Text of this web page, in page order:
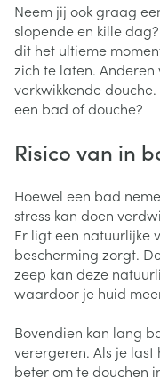
Neem jij ook graag
slopende en kille
dit het ultieme
zich te laten.
verkwikkende
een bad of douche?
Risico van in
Hoewel een bad
stress kan doen
Er ligt een natuurlijke
bescherming zorgt.
zeep kan deze
waardoor je huid
Bovendien kan lang
verergeren. Als je
beter om te douchen